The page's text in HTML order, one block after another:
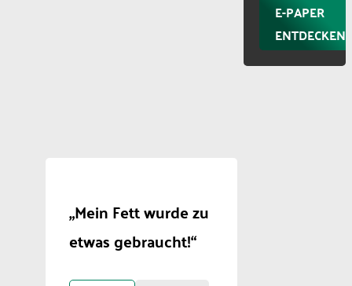
„Mein Fett wurde zu
etwas gebraucht!“
E-PAPER
ENTDECKEN